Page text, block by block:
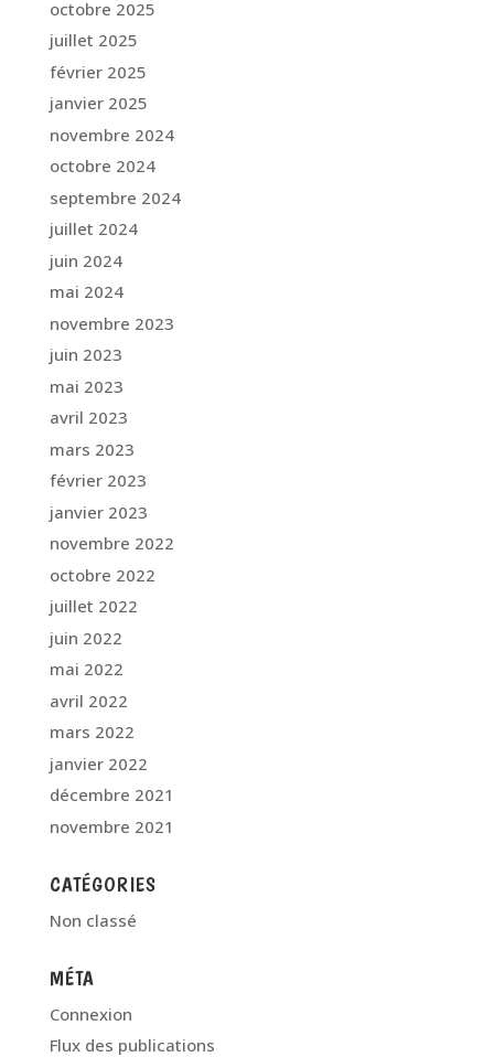
octobre 2025
juillet 2025
février 2025
janvier 2025
novembre 2024
octobre 2024
septembre 2024
juillet 2024
juin 2024
mai 2024
novembre 2023
juin 2023
mai 2023
avril 2023
mars 2023
février 2023
janvier 2023
novembre 2022
octobre 2022
juillet 2022
juin 2022
mai 2022
avril 2022
mars 2022
janvier 2022
décembre 2021
novembre 2021
CATÉGORIES
Non classé
MÉTA
Connexion
Flux des publications